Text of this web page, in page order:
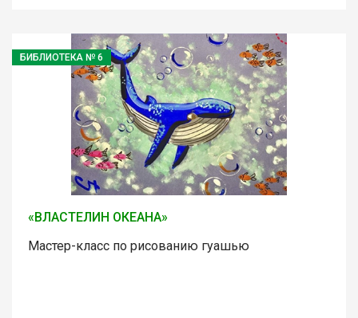
БИБЛИОТЕКА № 6
«ВЛАСТЕЛИН ОКЕАНА»
Мастер-класс по рисованию гуашью